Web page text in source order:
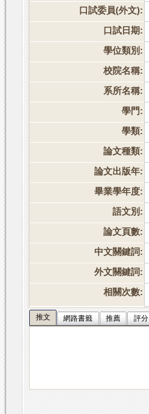
口試委員(外文):
口試日期:
學位類別:
校院名稱:
系所名稱:
學門:
學類:
論文種類:
論文出版年:
畢業學年度:
語文別:
論文頁數:
中文關鍵詞:
外文關鍵詞:
相關次數:
推文 網路書籤 推薦 評分